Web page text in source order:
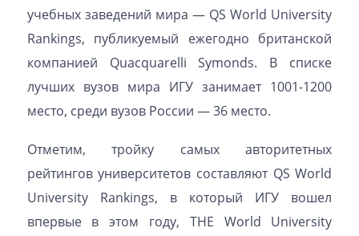
учебных заведений мира — QS World University
Rankings, публикуемый ежегодно британской
компанией Quacquarelli Symonds. В списке
лучших вузов мира ИГУ занимает 1001-1200
место, среди вузов России — 36 место.
Отметим, тройку самых авторитетных
рейтингов университетов составляют QS World
University Rankings, в который ИГУ вошел
впервые в этом году, THE World University